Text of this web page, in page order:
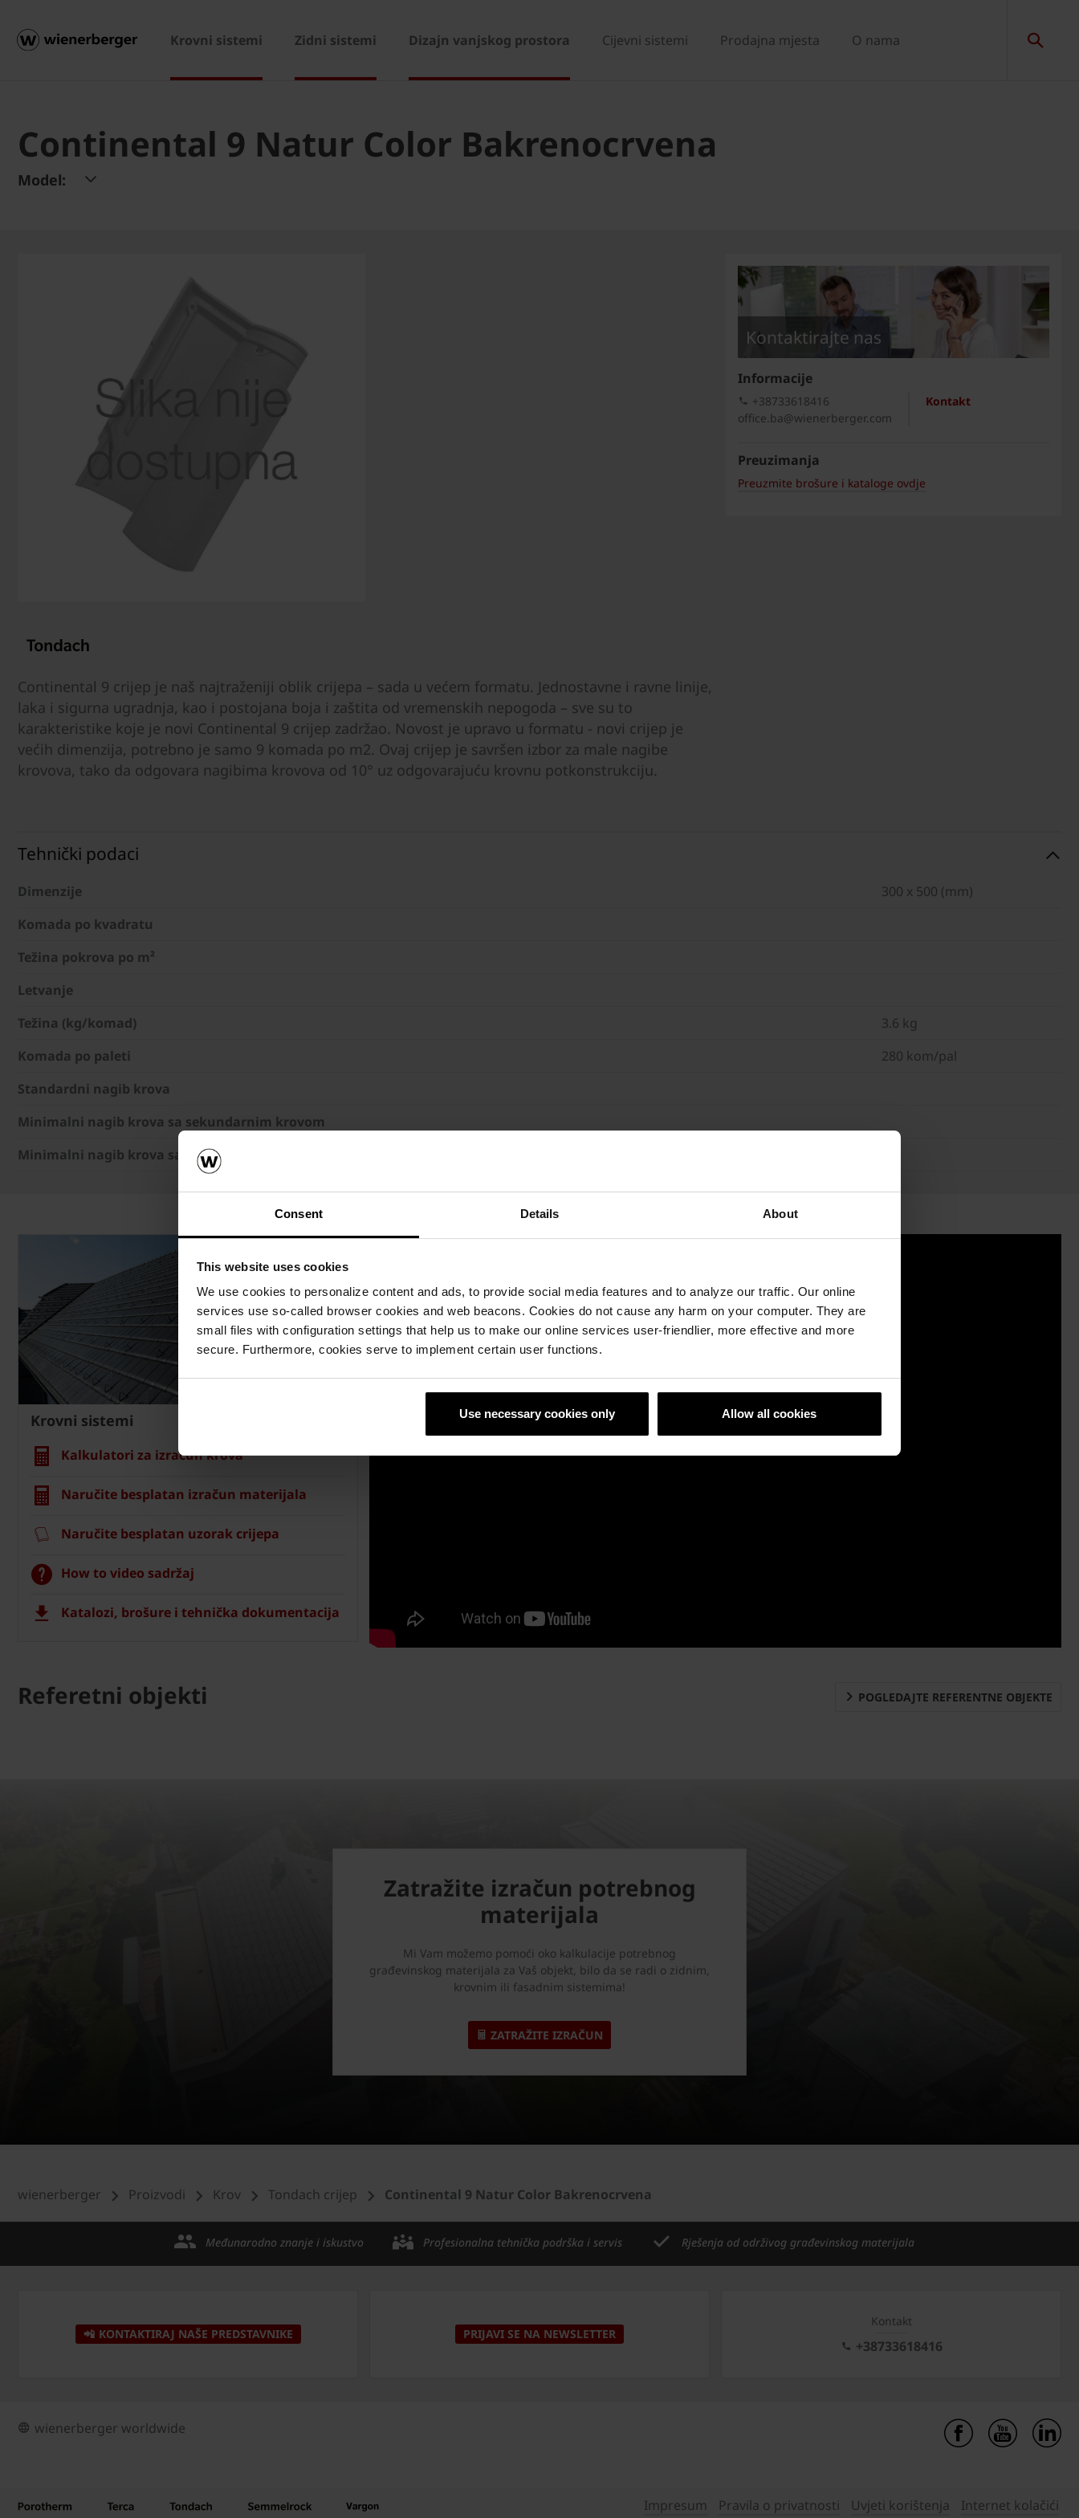
Consent Details About
This website uses cookies
We use cookies to personalize content and ads, to provide social media features and to analyze our traffic. Our online
services use so-called browser cookies and web beacons. Cookies do not cause any harm on your computer. They are
small files with configuration settings that help us to make our online services user-friendlier, more effective and more
secure. Furthermore, cookies serve to implement certain user functions.
Use necessary cookies only Allow all cookies
Krovni sistemi Zidni sistemi Dizajn vanjskog prostora Cijevni sistemi Prodajna mjesta O nama
Continental 9 Natur Color Bakrenocrvena
Model:
Continental 9 crijep je naš najtraženiji oblik crijepa – sada u većem formatu. Jednostavne i ravne linije,
laka i sigurna ugradnja, kao i postojana boja i zaštita od vremenskih nepogoda – sve su to
karakteristike koje je novi Continental 9 crijep zadržao. Novost je upravo u formatu - novi crijep je
većih dimenzija, potrebno je samo 9 komada po m2. Ovaj crijep je savršen izbor za male nagibe
krovova, tako da odgovara nagibima krovova od 10° uz odgovarajuću krovnu potkonstrukciju.
Kontaktirajte nas
Informacije
Kontakt
+38733618416
office.ba@wienerberger.com
Preuzimanja
Preuzmite brošure i kataloge ovdje
Tehnički podaci
Dimenzije
300 x 500 (mm)
Komada po kvadratu
Težina pokrova po m²
Letvanje
Težina (kg/komad)
3.6 kg
Komada po paleti
280 kom/pal
Standardni nagib krova
Minimalni nagib krova sa sekundarnim krovom
Minimalni nagib krova sa vodonepropusnim sekundarnim krovom
Krovni sistemi
Kalkulatori za izračun krova
Naručite besplatan izračun materijala
Naručite besplatan uzorak crijepa
How to video sadržaj
Katalozi, brošure i tehnička dokumentacija
Referetni objekti POGLEDAJTE REFERENTNE OBJEKTE
Zatražite izračun potrebnog
materijala
Mi Vam možemo pomoći oko kalkulacije potrebnog
građevinskog materijala za Vaš objekt, bilo da se radi o zidnim,
krovnim ili fasadnim sistemima!
ZATRAŽITE IZRAČUN
wienerberger Proizvodi Krov Tondach crijep Continental 9 Natur Color Bakrenocrvena
Međunarodno znanje i iskustvo Profesionalna tehnička podrška i servis Rješenja od održivog građevinskog materijala
📲 KONTAKTIRAJ NAŠE PREDSTAVNIKE PRIJAVI SE NA NEWSLETTER
Kontakt
+38733618416
wienerberger worldwide
Impresum Pravila o privatnosti Uvjeti korištenja Internet kolačići